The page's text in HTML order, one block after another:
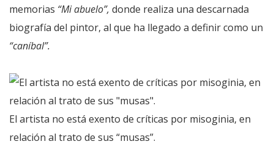
memorias “Mi abuelo”, donde realiza una descarnada
biografía del pintor, al que ha llegado a definir como un
“caníbal”.
El artista no está exento de críticas por misoginia, en
relación al trato de sus “musas”.